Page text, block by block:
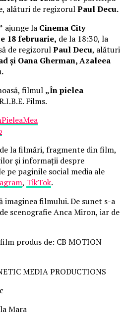
alături de regizorulPaul Decu.
ajunge la Cinema City
18 februarie, de la 18:30, la
de regizorulPaul Decu, alături
și Oana Gherman, Azaleea
filmul „În pielea
Films.
la filmări, fragmente din film,
și informații despre
pe paginile social media ale
, TikTok.
imaginea filmului. De sunet s-a
scenografie Anca Miron, iar de
produs de: CB MOTION
MEDIA PRODUCTIONS
Mara